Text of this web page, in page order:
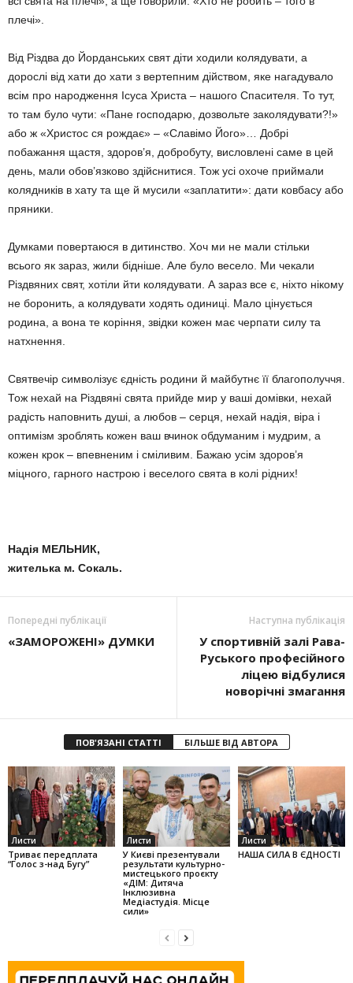
плечі».
Від Різдва до Йорданських свят діти ходи­ли колядувати, а
дорослі від хати до хати з вертепним дійством, яке нагадувало
всім про народження Ісуса Христа – нашого Спа­сителя. То тут,
то там було чути: «Пане гос­подарю, дозвольте заколядувати?!»
або ж «Христос ся рождає» – «Славімо Його»… Добрі
побажання щастя, здоров’я, добробу­ту, висловлені саме в цей
день, мали обо­в’язково здійснитися. Тож усі охоче прий­мали
колядників в хату та ще й мусили «заплатити»: дати ковбасу або
пряники.
Думками повертаюся в дитинство. Хоч ми не мали стільки
всього як зараз, жили бідніше. Але було весело. Ми чекали
Різдвя­них свят, хотіли йти колядувати. А зараз все є, ніхто нікому
не боронить, а колядувати ходять одиниці. Мало цінується
родина, а вона те коріння, звідки кожен має черпати силу та
натхнення.
Святвечір символізує єдність родини й майбутнє її благополуччя.
Тож нехай на Різдвяні свята прийде мир у ваші домівки, нехай
радість наповнить душі, а любов – серця, нехай надія, віра і
оптимізм зроблять кожен ваш вчинок обдуманим і мудрим, а
кожен крок – впевненим і сміливим. Бажаю усім здоров’я
міцного, гарного настрою і ве­селого свята в колі рідних!
Надія МЕЛЬНИК,
жителька м. Сокаль.
Попередні публікації
«ЗАМОРОЖЕНІ» ДУМКИ
Наступна публікація
У спортивній залі Рава-
Руського професійного
ліцею відбулися
новорічні змагання
ПОВ'ЯЗАНІ СТАТТІ БІЛЬШЕ ВІД АВТОРА
Листи
Триває передплата
“Голос з-над Бугу”
Листи
У Києві презентували
результати культурно-
мистецького проєкту
«ДІМ: Дитяча
Інклюзивна
Медіастудія. Місце
сили»
Листи
НАША СИЛА В ЄДНОСТІ